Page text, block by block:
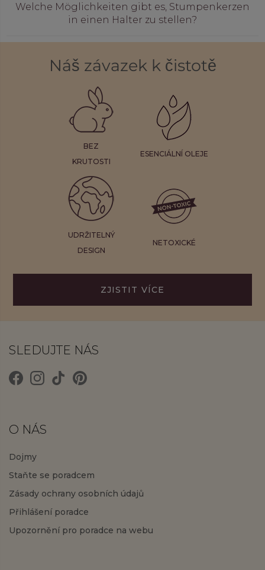
Welche Möglichkeiten gibt es, Stumpenkerzen
in einen Halter zu stellen?
Náš závazek k čistotě
BEZ
KRUTOSTI
ESENCIÁLNÍ OLEJE
UDRŽITELNÝ
DESIGN
NETOXICKÉ
ZJISTIT VÍCE
SLEDUJTE NÁS
O NÁS
Dojmy
Staňte se poradcem
Zásady ochrany osobních údajů
Přihlášení poradce
Upozornění pro poradce na webu